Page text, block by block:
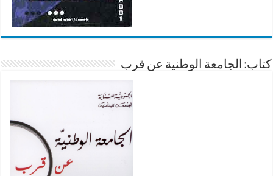
كتاب: الجامعة الوطنية عن قرب